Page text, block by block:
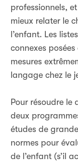
professionnels,
mieux relater le
l’enfant. Les
connexes
mesures
langage chez le
Pour résoudre le
deux
études de
normes pour
de l’enfant (s’il